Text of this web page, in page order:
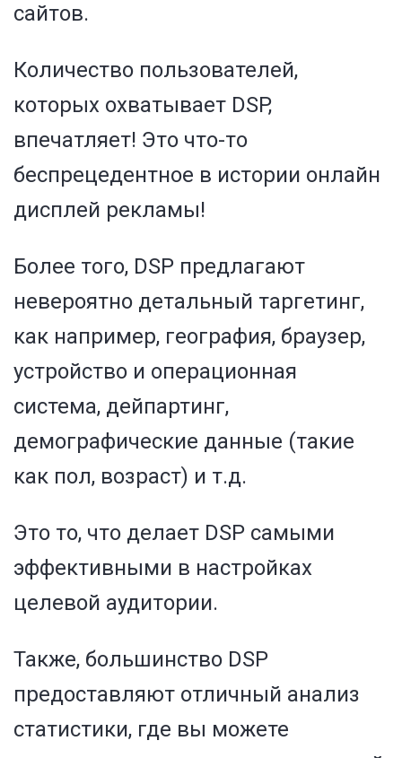
сайтов.
Количество пользователей,
которых охватывает DSP,
впечатляет! Это что-то
беспрецедентное в истории онлайн
дисплей рекламы!
Более того, DSP предлагают
невероятно детальный таргетинг,
как например, география, браузер,
устройство и операционная
система, дейпартинг,
демографические данные (такие
как пол, возраст) и т.д.
Это то, что делает DSP самыми
эффективными в настройках
целевой аудитории.
Также, большинство DSP
предоставляют отличный анализ
статистики, где вы можете